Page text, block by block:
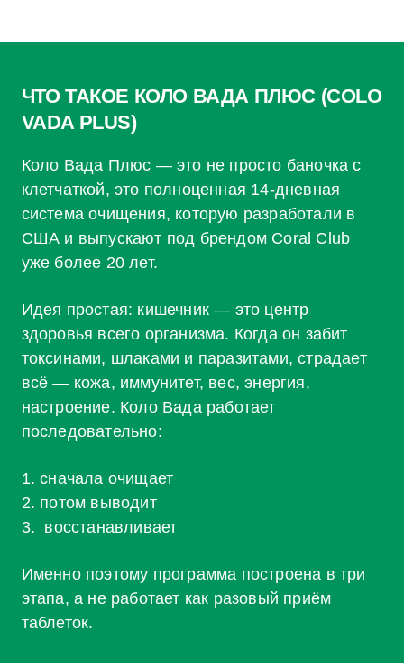
ЧТО ТАКОЕ КОЛО ВАДА ПЛЮС (COLO
VADA PLUS)
Коло Вада Плюс — это не просто баночка с
клетчаткой, это полноценная 14-дневная
система очищения, которую разработали в
США и выпускают под брендом Coral Club
уже более 20 лет.
Идея простая: кишечник — это центр
здоровья всего организма. Когда он забит
токсинами, шлаками и паразитами, страдает
всё — кожа, иммунитет, вес, энергия,
настроение. Коло Вада работает
последовательно:
1. сначала очищает
2. потом выводит
3. восстанавливает
Именно поэтому программа построена в три
этапа, а не работает как разовый приём
таблеток.